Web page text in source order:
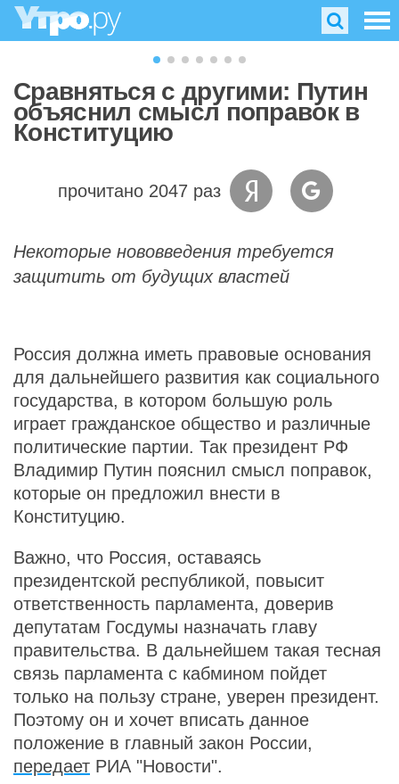
Сравняться с другими: Путин
объяснил смысл поправок в
Конституцию
прочитано 2047 раз
Некоторые нововведения требуется
защитить от будущих властей
Россия должна иметь правовые основания
для дальнейшего развития как социального
государства, в котором большую роль
играет гражданское общество и различные
политические партии. Так президент РФ
Владимир Путин пояснил смысл поправок,
которые он предложил внести в
Конституцию.
Важно, что Россия, оставаясь
президентской республикой, повысит
ответственность парламента, доверив
депутатам Госдумы назначать главу
правительства. В дальнейшем такая тесная
связь парламента с кабмином пойдет
только на пользу стране, уверен президент.
Поэтому он и хочет вписать данное
положение в главный закон России,
передает РИА "Новости".